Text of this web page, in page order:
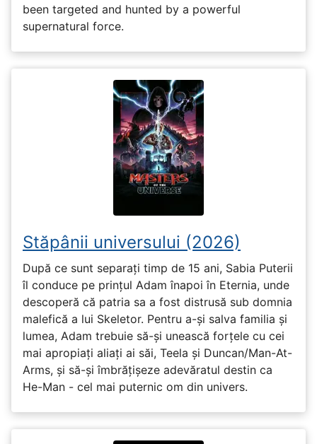
been targeted and hunted by a powerful
supernatural force.
Stăpânii universului (2026)
După ce sunt separați timp de 15 ani, Sabia Puterii
îl conduce pe prințul Adam înapoi în Eternia, unde
descoperă că patria sa a fost distrusă sub domnia
malefică a lui Skeletor. Pentru a-și salva familia și
lumea, Adam trebuie să-și unească forțele cu cei
mai apropiați aliați ai săi, Teela și Duncan/Man-At-
Arms, și să-și îmbrățișeze adevăratul destin ca
He-Man - cel mai puternic om din univers.